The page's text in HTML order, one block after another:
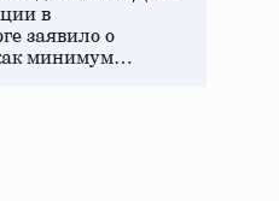
в
заявило о
минимум…